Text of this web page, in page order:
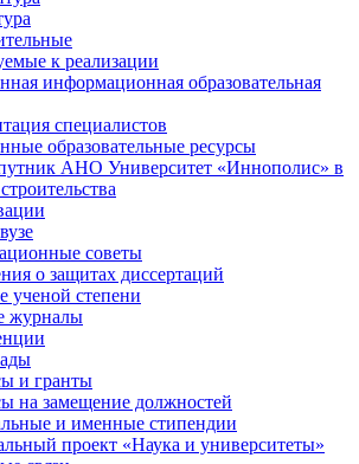
к реализации
информационная образовательная
специалистов
образовательные ресурсы
АНО Университет «Иннополис» в
советы
о защитах диссертаций
ученой степени
журналы
и гранты
на замещение должностей
и именные стипендии
проект «Наука и университеты»